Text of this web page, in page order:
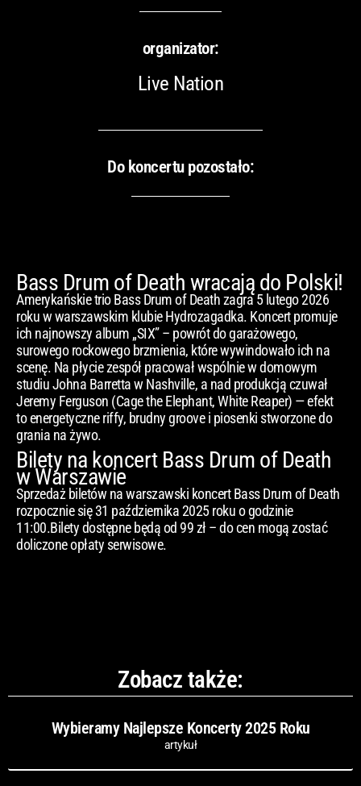
organizator:
Live Nation
Do koncertu pozostało:
Bass Drum of Death wracają do Polski!
Amerykańskie trio Bass Drum of Death zagra 5 lutego 2026
roku w warszawskim klubie Hydrozagadka. Koncert promuje
ich najnowszy album „SIX” – powrót do garażowego,
surowego rockowego brzmienia, które wywindowało ich na
scenę. Na płycie zespół pracował wspólnie w domowym
studiu Johna Barretta w Nashville, a nad produkcją czuwał
Jeremy Ferguson (Cage the Elephant, White Reaper) — efekt
to energetyczne riffy, brudny groove i piosenki stworzone do
grania na żywo.
Bilety na koncert Bass Drum of Death
w Warszawie
Sprzedaż biletów na warszawski koncert Bass Drum of Death
rozpocznie się 31 października 2025 roku o godzinie
11:00.Bilety dostępne będą od 99 zł – do cen mogą zostać
doliczone opłaty serwisowe.
Zobacz także:
Wybieramy Najlepsze Koncerty 2025 Roku
artykuł